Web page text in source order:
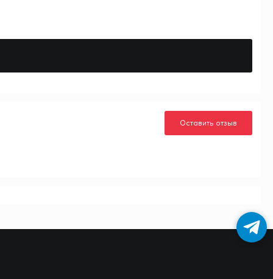
Оставить отзыв